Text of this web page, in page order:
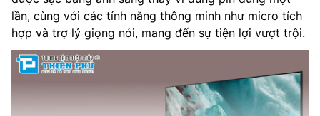
Kích thước có chân, đặt bàn (RxCxD): 1120.3 x 694 x 237
mm
Khối lượng có chân đế: 9.5 kg
Kích thước không chân, treo tường (RxCxD): 1120.3 x 647
lần, cùng với các tính năng thông minh như micro tích
hợp và trợ lý giọng nói, mang đến sự tiện lợi vượt trội.